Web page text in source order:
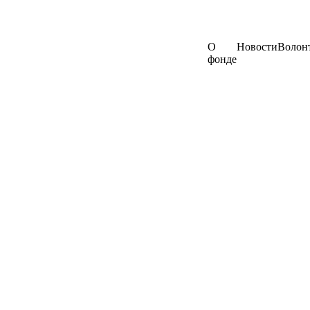
О
фонде
Новости